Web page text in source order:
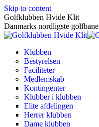
Skip to content
Golfklubben Hvide Klit
Danmarks nordligste golfbane
Klubben
Bestyrelsen
Faciliteter
Medlemskab
Kontingenter
Klubber i klubben
Elite afdelingen
Herrer klubben
Dame klubben